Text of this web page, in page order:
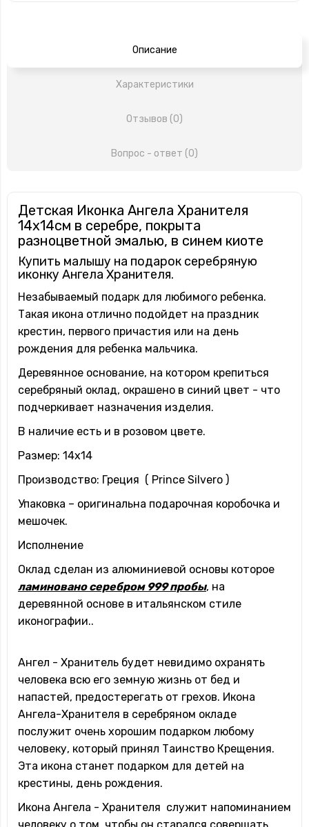
Описание
Характеристики
Отзывов (0)
Вопрос - ответ (0)
Детская Иконка Ангела Хранителя
14x14см в серебре, покрыта
разноцветной эмалью, в синем киоте
Купить малышу на подарок серебряную
иконку Ангела Хранителя.
Незабываемый подарк для любимого ребенка.
Такая икона отлично подойдет на праздник
крестин, первого причастия или на день
рождения для ребенка мальчика.
Деревянное основание, на котором крепиться
серебряный оклад, окрашено в синий цвет - что
подчеркивает назначения изделия.
В наличие есть и в розовом цвете.
Размер: 14x14
Производство: Греция ( Prince Silvero )
Упаковка – оригинальна подарочная коробочка и
мешочек.
Исполнение
Оклад сделан из алюминиевой основы которое
ламиновано серебром 999 пробы, на
деревянной основе в итальянском стиле
иконографии..
Ангел - Хранитель будет невидимо охранять
человека всю его земную жизнь от бед и
напастей, предостерегать от грехов. Икона
Ангела-Хранителя в серебряном окладе
послужит очень хорошим подарком любому
человеку, который принял Таинство Крещения.
Эта икона станет подарком для детей на
крестины, день рождения.
Икона Ангела - Хранителя служит напоминанием